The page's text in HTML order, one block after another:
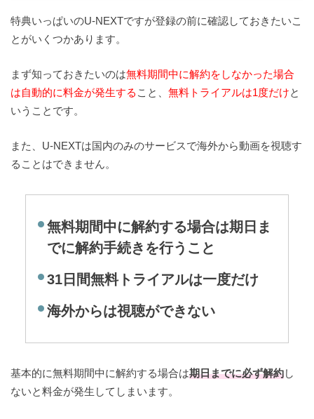
特典いっぱいのU-NEXTですが登録の前に確認しておきたいこ
とがいくつかあります。
まず知っておきたいのは無料期間中に解約をしなかった場合
は自動的に料金が発生する こと、 無料トライアルは1度だけと
いうことです。
また、U-NEXTは国内のみのサービスで海外から動画を視聴す
ることはできません。
無料期間中に解約する場合は期日ま
でに解約手続きを行うこと
31日間無料トライアルは一度だけ
海外からは視聴ができない
基本的に無料期間中に解約する場合は期日までに必ず解約し
ないと料金が発生してしまいます。